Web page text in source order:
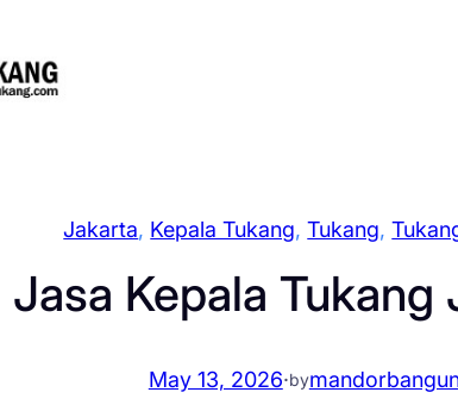
Jakarta, Kepala Tukang, Tukang,
Jasa Kepala Tukang
May 13, 2026·by